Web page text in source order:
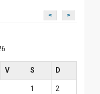
< >
V S D
1 2